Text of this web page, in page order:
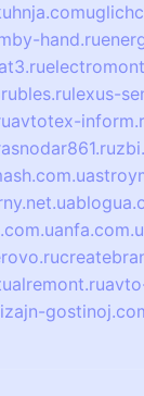
by-hand.ru
lexus-
avtotex-